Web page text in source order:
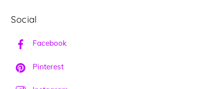
Social
Facebook
Pinterest